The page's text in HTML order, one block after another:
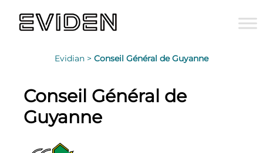
Evidian > Conseil Général de Guyanne
Conseil Général de
Guyanne